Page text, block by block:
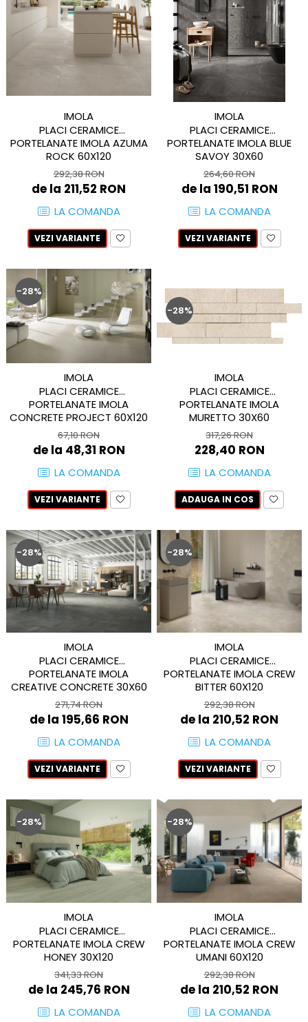
THE ROCK
K O N T I N U A
ALABASTRI
EKXTREME-ENERGIE KER
EKXTREME
AMANI
AMAZZONITE
BRERA
CALACATTA CENERINO
CALACATTA OCEANIC
CALACATTA SPLENDIDO
CALACATTA VIOLA
CARRARA GIOIA
CEPPO DI GRE
CITY PLASTER
DOLOMITE
DUBAI GOLD
EMPERADOR
FLATIRON
GENESIS
HERITAGE
INVISIBLE GREY
LINCOLN
LOFT
LUMINESCENE
MAGNETIC
MAKRANA
MARQUINA
MOOD
MORPHIC
NAVONA SOFT
NAVONA VEIN
NEREIDI
ONICE ALLURE
ONYX
OXIDATIO
PARKER
PATAGONIA
PETRAVIVA
PIERRE BLACK
STATUARIO SUPERIORE
SUNSTONE
TREASURES AND GEMS
VERDE ALPI
HOLLSTONE
Lastre FLORIM XXL | Plăci
TREX3
VIS
IMOLA CERAMICA
AZUMA
AZUMA ROCK
BLUE SAVOY
CONCRETE PROJECT
CREW BITTER
CREW UMAMI
ELIXIR
PARADE
REPLAY
RETINA
STONCRETE
THE ROCK
TRAIL
TUBE
WALK
X-ROCK
ENERGIE KER
AGATHOS
AMANI
AMAZZONITE
ANTICHI AMORI
ANTIQUA
BERNINI
BRERA
CALACATA VIOLA
CALACATTA
CALACATTA CENERINO
CALACATTA OCEANIC
CALACATTA SPLENDIDO
CAMPIGIANE
CARDOSIA
CARRARA GIOIA
CEMENTINE
CEPPO DI GRE
CITY PLASTER
CONCEPT
CORSOCOMO
DOLOMITE
DUBAI GOLD
ECLIPSE
EMPERADOR
FLATIRON
GENESIS
HERITAGE
HOLLSTONE
IMOLA
PLACI CERAMICE
PORTELANATE IMOLA AZUMA
ROCK 60X120
292,38 RON
de la 211,52 RON
LA COMANDA
VEZI VARIANTE
IMOLA
PLACI CERAMICE
PORTELANATE IMOLA BLUE
SAVOY 30X60
264,60 RON
de la 190,51 RON
LA COMANDA
VEZI VARIANTE
-28%
IMOLA
PLACI CERAMICE
PORTELANATE IMOLA
CONCRETE PROJECT 60X120
67,10 RON
de la 48,31 RON
LA COMANDA
VEZI VARIANTE
-28%
IMOLA
PLACI CERAMICE
PORTELANATE IMOLA
MURETTO 30X60
317,26 RON
228,40 RON
LA COMANDA
ADAUGA IN COS
-28%
IMOLA
PLACI CERAMICE
PORTELANATE IMOLA
CREATIVE CONCRETE 30X60
271,74 RON
de la 195,66 RON
LA COMANDA
VEZI VARIANTE
-28%
IMOLA
PLACI CERAMICE
PORTELANATE IMOLA CREW
BITTER 60X120
292,38 RON
de la 210,52 RON
LA COMANDA
VEZI VARIANTE
-28%
IMOLA
PLACI CERAMICE
PORTELANATE IMOLA CREW
HONEY 30X120
341,33 RON
de la 245,76 RON
LA COMANDA
-28%
IMOLA
PLACI CERAMICE
PORTELANATE IMOLA CREW
UMANI 60X120
292,38 RON
de la 210,52 RON
LA COMANDA